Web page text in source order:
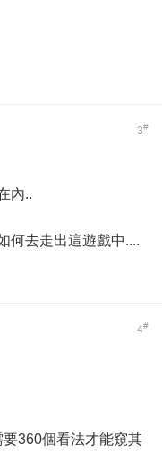
3#
內..
何去走出這遊戲中....
4#
360個看法才能窺其